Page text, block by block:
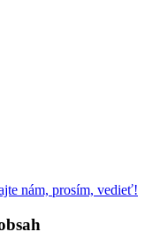
nám, prosím, vedieť!